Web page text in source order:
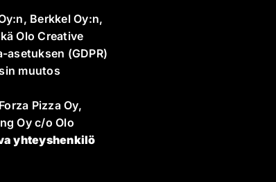
Berkkel Oy:n,
Olo Creative
(GDPR)
muutos
Pizza Oy,
Oy c/o Olo
yhteyshenkilö